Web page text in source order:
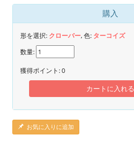
購入
形を選択: クローバー, 色: ターコイズ
数量:
獲得ポイント:0
カートに入れる
お気に入りに追加